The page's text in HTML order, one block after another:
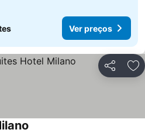
Ver preços
Partilhar